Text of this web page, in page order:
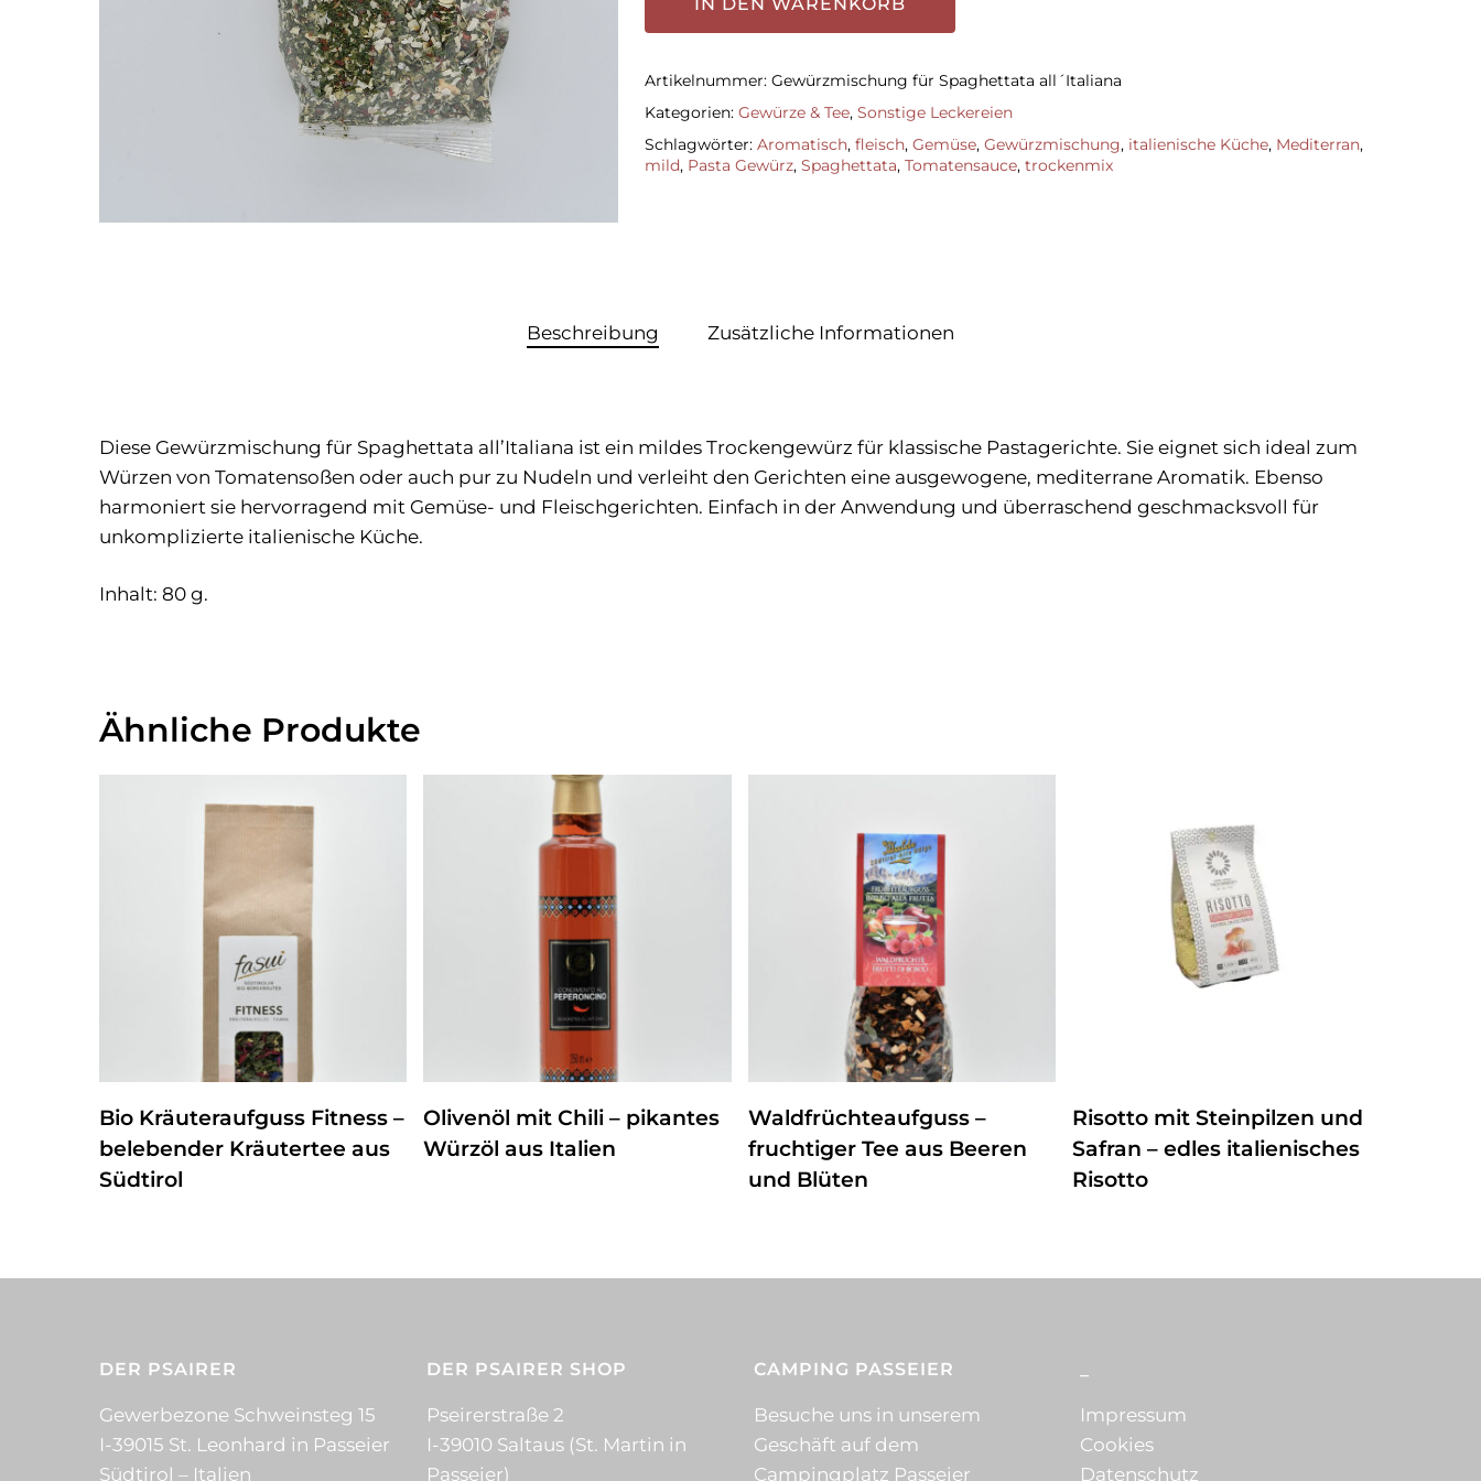
Artikelnummer: Gewürzmischung für Spaghettata all´Italiana
Kategorien: Gewürze & Tee, Sonstige Leckereien
Schlagwörter: Aromatisch, fleisch, Gemüse, Gewürzmischung, italienische Küche, Mediterran,
mild, Pasta Gewürz, Spaghettata, Tomatensauce, trockenmix
Beschreibung Zusätzliche Informationen
Diese Gewürzmischung für Spaghettata all’Italiana ist ein mildes Trockengewürz für klassische Pastagerichte. Sie eignet sich ideal zum
Würzen von Tomatensoßen oder auch pur zu Nudeln und verleiht den Gerichten eine ausgewogene, mediterrane Aromatik. Ebenso
harmoniert sie hervorragend mit Gemüse- und Fleischgerichten. Einfach in der Anwendung und überraschend geschmacksvoll für
unkomplizierte italienische Küche.
Inhalt: 80 g.
Ähnliche Produkte
ZUM PRODUKT
Bio Kräuteraufguss Fitness –
belebender Kräutertee aus
Südtirol
ZUM PRODUKT
Olivenöl mit Chili – pikantes
Würzöl aus Italien
ZUM PRODUKT
Waldfrüchteaufguss –
fruchtiger Tee aus Beeren
und Blüten
ZUM PRODUKT
Risotto mit Steinpilzen und
Safran – edles italienisches
Risotto
DER PSAIRER
Gewerbezone Schweinsteg 15
I-39015 St. Leonhard in Passeier
Südtirol – Italien
DER PSAIRER SHOP
Pseirerstraße 2
I-39010 Saltaus (St. Martin in
Passeier)
CAMPING PASSEIER
Besuche uns in unserem
Geschäft auf dem
Campingplatz Passeier
Impressum
Cookies
Datenschutz